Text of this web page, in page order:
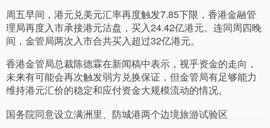
周五早间，港元兑美元汇率再度触发7.85下限，香港金融管
理局再度入市承接港元沽盘，买入24.42亿港元。连同周四晚
间，金管局两次入市合共买入超过32亿港元。
香港金管局总裁陈德霖在新闻稿中表示，视乎资金的走向，
未来有可能会再次触发弱方兑换保证，但金管局有足够能力
维持港元汇价的稳定和应付资金大规模流动的情况。
国务院同意设立满洲里、防城港两个边境旅游试验区